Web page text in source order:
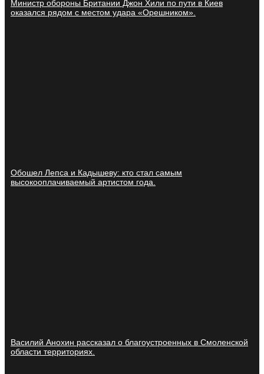
Министр обороны Британии Джон Хили по пути в Киев
оказался рядом с местом удара «Орешником».
Обошел Лепса и Кадышеву: кто стал самым
высокооплачиваемый артистом года.
Василий Анохин рассказал о благоустроенных в Смоленской
области территориях.